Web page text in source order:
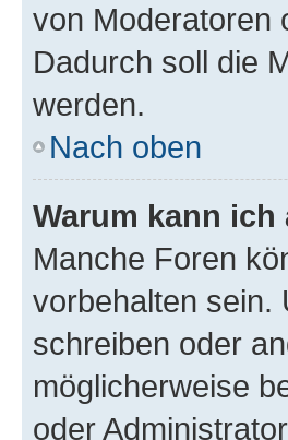
von Moderatoren
Dadurch soll die
werden.
Nach oben
Warum kann
Manche Foren
vorbehalten sein.
schreiben oder
möglicherweise
oder